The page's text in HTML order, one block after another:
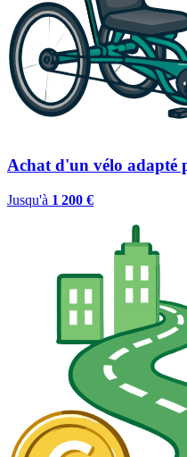
Achat d'un vélo adapté
Jusqu'à 1 200 €